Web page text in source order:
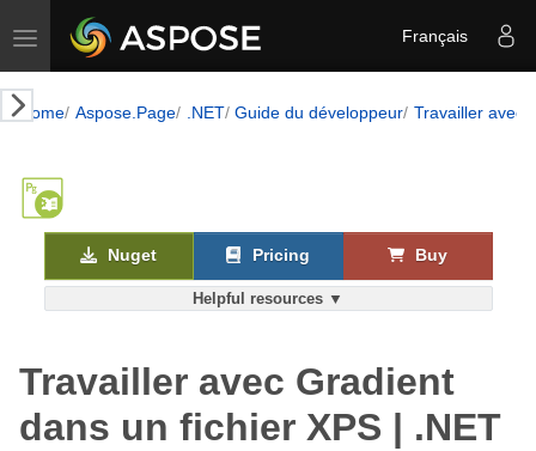
Toggle navigation Français
Home Aspose.Page .NET Guide du développeur Travailler avec
Helpful resources ▼
Nuget Pricing Buy
Travailler avec Gradient
dans un fichier XPS | .NET